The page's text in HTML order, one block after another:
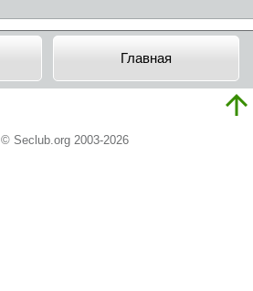
Главная
© Seclub.org 2003-2026